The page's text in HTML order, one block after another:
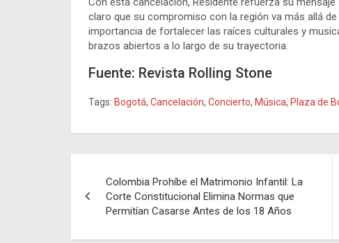
claro que su compromiso con la región va más allá
importancia de fortalecer las raíces culturales y
brazos abiertos a lo largo de su trayectoria.
Fuente: Revista Rolling Stone
Tags: Bogotá, Cancelación, Concierto, Música, Plaza de
de
Colombia Prohíbe el Matrimonio Infantil: La
Corte Constitucional Elimina Normas que
Permitían Casarse Antes de los 18 Años